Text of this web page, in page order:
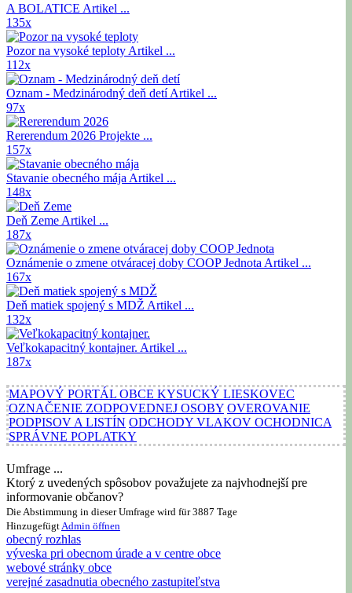
A BOLATICE Artikel ...
135x
Pozor na vysoké teploty Artikel ...
112x
Oznam - Medzinárodný deň detíArtikel ...
97x
Rererendum 2026 Projekte ...
157x
Stavanie obecného mája Artikel ...
148x
Deň Zeme Artikel ...
187x
Oznámenie o zmene otváracej doby COOP Jednota Artikel ...
167x
Deň matiek spojený s MDŽ Artikel ...
132x
Veľkokapacitný kontajner. Artikel ...
187x
MAPOVÝ PORTÁL OBCE KYSUCKÝ LIESKOVEC
OZNAČENIE ZODPOVEDNEJ OSOBY OVEROVANIE
PODPISOV A LISTÍN ODCHODY VLAKOV OCHODNICA
SPRÁVNE POPLATKY
Umfrage ...
Ktorý z uvedených spôsobov považujete za najvhodnejší pre
informovanie občanov?
Die Abstimmung in dieser Umfrage wird für 3887 Tage
Hinzugefügt Admin öffnen
obecný rozhlas
výveska pri obecnom úrade a v centre obce
webové stránky obce
verejné zasadnutia obecného zastupiteľstva